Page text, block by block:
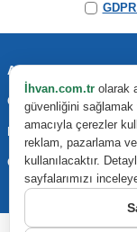
Address & Contact
Categories
Important
Quick Access
İhvan.com.tr olarak
güvenliğini
amacıyla çerezler
reklam, pazarlama
kullanılacaktır.
sayfalarımızı